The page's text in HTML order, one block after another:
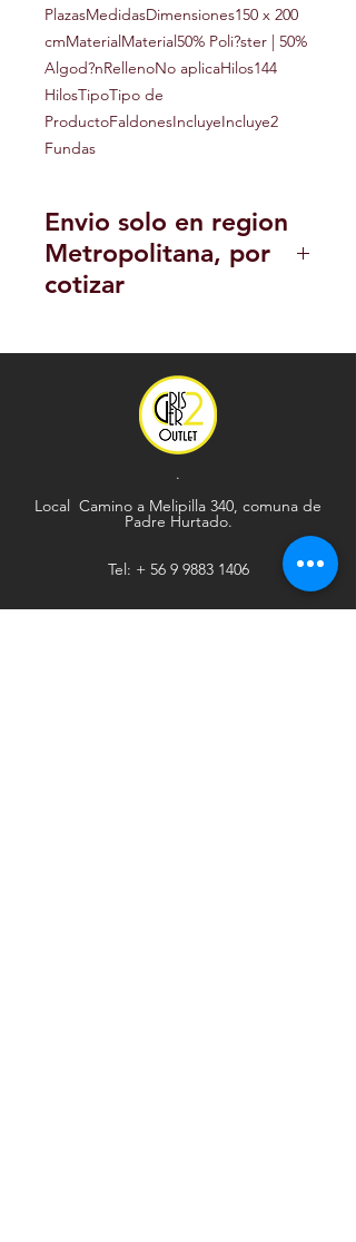
PlazasMedidasDimensiones150 x 200
cmMaterialMaterial50% Poli?ster | 50%
Algod?nRellenoNo aplicaHilos144
HilosTipoTipo de
ProductoFaldonesIncluyeIncluye2
Fundas
Envio solo en region
Metropolitana, por
cotizar
REEMBOLSO
.
Local Camino a Melipilla 340, comuna de
Padre Hurtado.
Tel: + 56 9 9883 1406